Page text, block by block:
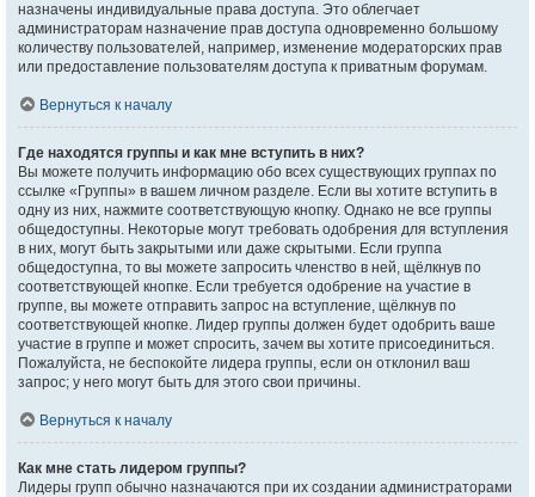
назначены индивидуальные права доступа. Это облегчает
администраторам назначение прав доступа одновременно большому
количеству пользователей, например, изменение модераторских прав
или предоставление пользователям доступа к приватным форумам.
Вернуться к началу
Где находятся группы и как мне вступить в них?
Вы можете получить информацию обо всех существующих группах по
ссылке «Группы» в вашем личном разделе. Если вы хотите вступить в
одну из них, нажмите соответствующую кнопку. Однако не все группы
общедоступны. Некоторые могут требовать одобрения для вступления
в них, могут быть закрытыми или даже скрытыми. Если группа
общедоступна, то вы можете запросить членство в ней, щёлкнув по
соответствующей кнопке. Если требуется одобрение на участие в
группе, вы можете отправить запрос на вступление, щёлкнув по
соответствующей кнопке. Лидер группы должен будет одобрить ваше
участие в группе и может спросить, зачем вы хотите присоединиться.
Пожалуйста, не беспокойте лидера группы, если он отклонил ваш
запрос; у него могут быть для этого свои причины.
Вернуться к началу
Как мне стать лидером группы?
Лидеры групп обычно назначаются при их создании администраторами